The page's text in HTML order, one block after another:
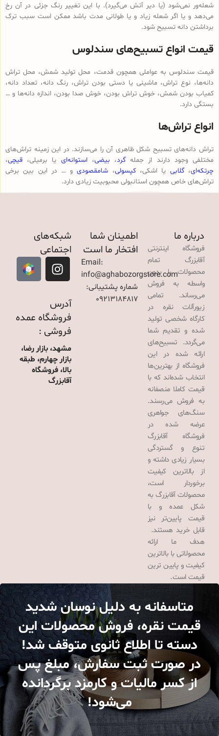
شعله‌ور نمی‌شود (یا دیر آتش می‌گیرد). با این تغییر رنگ جزئی در آن رخ
می‌دهد و یا اگر شعله زیاد و یا طولانی مدت باشد ممکن است سبب ترک
برداشتن دانه تسبیح شود.
قیمت انواع تسبیح‌های سندلوس
قیمت سندلوس به عواملی همچون قدمت، محل تولید شمش، محل تراش
دانه‌ها، نوع تراش، ماشینی یا دستی بودن تراش، رنگ دانه، تعداد دانه،
کمیاب بودن شمش، خوش تراش بودن، خوش صدا بودن، اندازه دانه‌ها و …
بستگی دارد.
انواع تراش‌ها
تراش دانه‌های تسبیح شکل ظاهری آن را می‌سازند. در این زمینه تراش‌های
مختلفی وجود دارند از جمله گرد، بیضی،استوانه‌ای یا برمیلی، قیچی،
چرتکه‌ای،گلابی یا اشکی،کپسولی، شامقصودیو … در این بین برخی
تراش‌های خاص همچون استانبولی محبوبیت زیادی دارد.
درباره ما
فروشگاه اینترنتی
آقابزرگ تمام
محصولات را بدون
واسطه به فروش
می‌رساند. تمامی
زیورآلات نقره در
کارگاه شخصی تولید
شده و تقدیم شما
می‌گردد. تسبیح‌های
ارائه شده در این
فروشگاه از بهترین‌ها
انتخاب شده‌اند که با
قیمت کاملا منصفانه
به فروش می‌رسند.
سنگ‌های جواهری
عرضه شده در
فروشگاه آقابزرگ
تنوع و گستردگی
بسیار زیادی داشته و
از بالاترین کیفیت
برخوردار است،
محصولات آقابزرگ به
شکل عمده و با
قیمت پایین‌تر نیز
قابل خرید هستند.
هدف ما ارائه
محصولاتی با بالاترین
کیفیت و پایین ترین
قیمت است.
اطمینان شما
افتخار ما است
Email:
info@aghabozorgstore.com
شماره پشتیبانی:
09213184817
شبکه‌های
اجتماعی
آدرس
فروشگاه عمده
فروشی :
مشهد، بازار رضا،
بازار چهارم، طبقه
بالا، فروشگاه
آقابزرگ
متاسفانه به دلیل نوسان شدید
قیمت نقره، فروش محصولات این
دسته تا اطلاع ثانوی متوقف شد!
در صورت ثبت سفارش، مبلغ پس
از کسر مالیات و کارمزد برگردانده
می‌شود!